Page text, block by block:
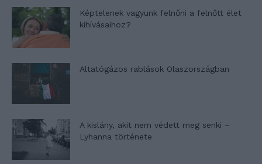
Képtelenek vagyunk felnőni a felnőtt élet
kihívásaihoz?
Altatógázos rablások Olaszországban
A kislány, akit nem védett meg senki –
Lyhanna története